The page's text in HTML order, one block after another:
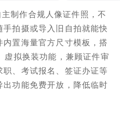
制作合规人像证件照，不
拍摄或导入旧自拍就能快
置海量官方尺寸模板，搭
拟换装功能，兼顾证件审
、考试报名、签证办证等
出功能免费开放，降低临时